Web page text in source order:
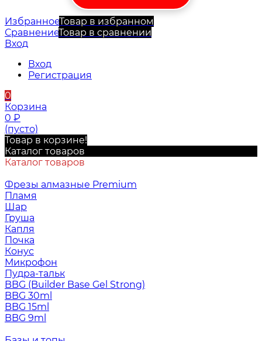
ИзбранноеТовар в избранном
СравнениеТовар в сравнении
Вход
Вход
Регистрация
0
Корзина
0 ₽
(пусто)
Товар в корзине!
Каталог товаров
Каталог товаров
Фрезы алмазные Premium
Пламя
Шар
Груша
Капля
Почка
Конус
Микрофон
Пудра-тальк
BBG (Builder Base Gel Strong)
BBG 30ml
BBG 15ml
BBG 9ml